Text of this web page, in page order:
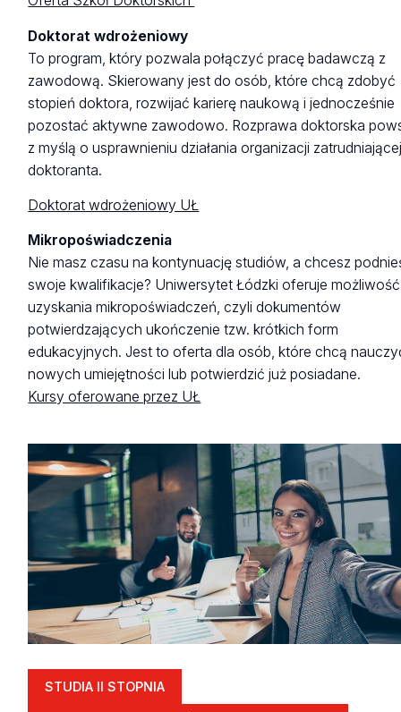
Doktorat wdrożeniowy
To program, który pozwala połączyć pracę badawczą z
zawodową. Skierowany jest do osób, które chcą zdobyć
stopień doktora, rozwijać karierę naukową i jednocześnie
pozostać aktywne zawodowo. Rozprawa doktorska
z myślą o usprawnieniu działania organizacji
doktoranta.
Doktorat wdrożeniowy UŁ
Mikropoświadczenia
Nie masz czasu na kontynuację studiów, a chcesz
swoje kwalifikacje? Uniwersytet Łódzki oferuje możliwość
uzyskania mikropoświadczeń, czyli dokumentów
potwierdzających ukończenie tzw. krótkich form
edukacyjnych. Jest to oferta dla osób, które chcą
nowych umiejętności lub potwierdzić już posiadane.
Kursy oferowane przez UŁ
STUDIA II STOPNIA